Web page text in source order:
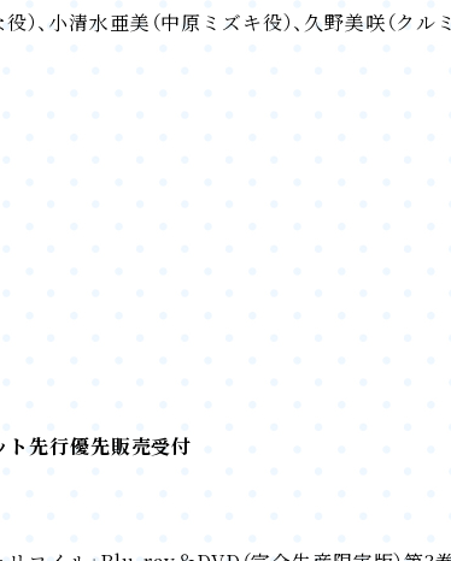
、小清水亜美（中原ミズキ役）、久野美咲（クル
先行優先販売受付